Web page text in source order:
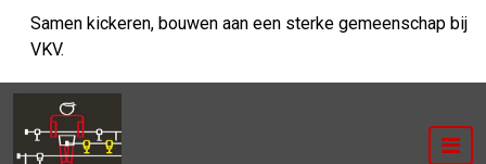
naar
inhoud
Samen kickeren, bouwen aan een sterke gemeenschap bij
VKV.